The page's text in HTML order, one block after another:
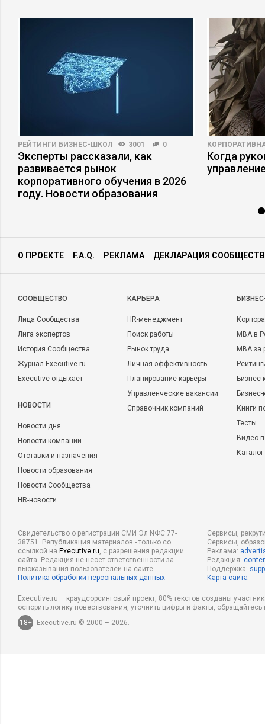
РЕЙТИНГИ БИЗНЕС-ШКОЛ 3001 0
Эксперты рассказали, как
развивается рынок
корпоративного обучения в 2026
году. Новости образования
Когда
О ПРОЕКТЕ F.A.Q. РЕКЛАМА ДЕКЛАРАЦИЯ
CООБЩЕСТВО
Лица Сообщества
Лига экспертов
История Сообщества
Журнал Executive.ru
Executive отдыхает
НОВОСТИ
Новости дня
Новости компаний
Отставки и назначения
Новости образования
Новости Сообщества
HR-новости
КАРЬЕРА
HR-менеджмент
Поиск работы
Рынок труда
Личная эффективность
Планирование карьеры
Управленческие вакансии
Справочник компаний
MBA в
MBA
Бизнес-
Книги
Тесты
Видео
Свидетельство о регистрации СМИ Эл NФС 77-
38751. Републикация материалов - только со
ссылкой на Executive.ru, с разрешения редакции
сайта. Редакция не несет ответственности за
высказывания пользователей на сайте.
Политика обработки персональных данных
Сервисы,
Сервисы,
Реклама:
Редакция:
Поддержка:
Карта сайта
Executive.ru – краудсорсинговый проект, 80% текстов созданы
оспорить логику повествования, уточнить цифры и факты,
18+
Executive.ru © 2000 – 2026.